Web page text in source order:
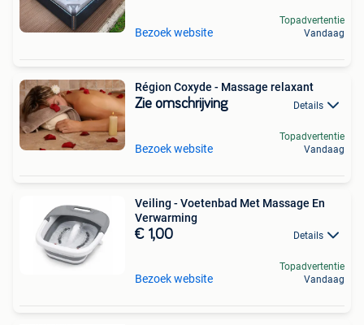
Bezoek website
Topadvertentie
Vandaag
Région Coxyde - Massage relaxant
Zie omschrijving Details
Bezoek website
Topadvertentie
Vandaag
Veiling - Voetenbad Met Massage En
Verwarming
€ 1,00 Details
Bezoek website
Topadvertentie
Vandaag